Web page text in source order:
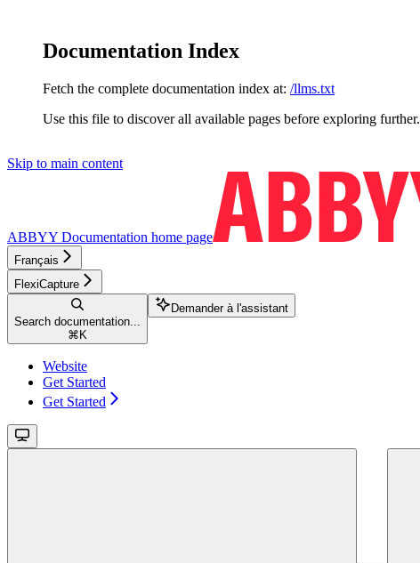
Documentation Index
Fetch the complete documentation index at: /llms.txt
Use this file to discover all available pages before exploring further.
Skip to main content
ABBYY Documentation home page
Français
FlexiCapture
Search documentation...
⌘ K
Demander à l'assistant
Website
Get Started
Get Started